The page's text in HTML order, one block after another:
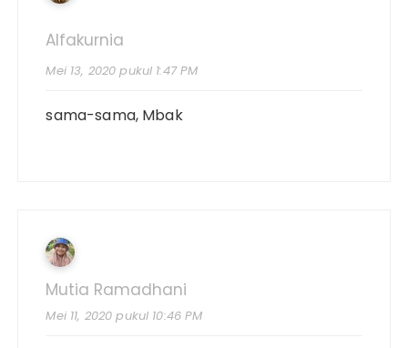
Alfakurnia
Mei 13, 2020 pukul 1:47 PM
sama-sama, Mbak
Mutia Ramadhani
Mei 11, 2020 pukul 10:46 PM